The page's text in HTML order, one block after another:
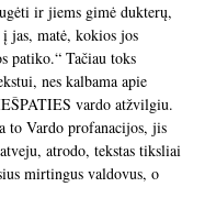
ir jiems gimė dukterų,
jas, matė, kokios jos
patiko.“ Tačiau toks
nes kalbama apie
vardo atžvilgiu.
to Vardo profanacijos, jis
atrodo, tekstas tiksliai
mirtingus valdovus, o